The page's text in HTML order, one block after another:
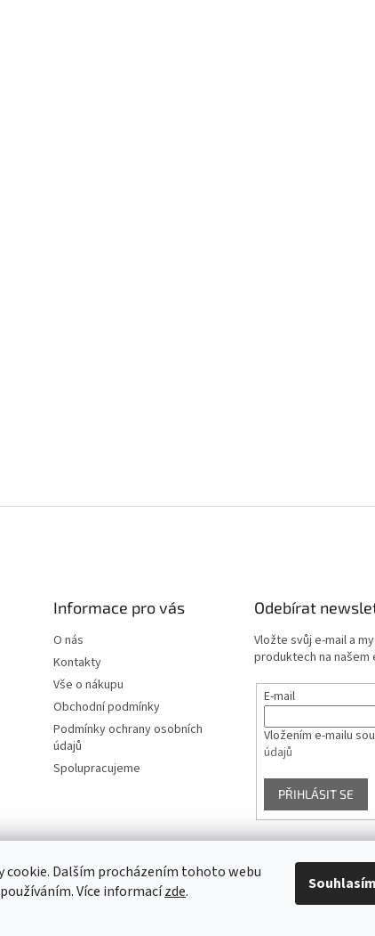
cookie. Dalším procházením tohoto webu
Více informacízde. Souhlasím
Informace pro vás
O nás
Kontakty
Vše o nákupu
Obchodní podmínky
Podmínky ochrany osobních
údajů
Spolupracujeme
Odebírat
Vložte svůj e-mail a
produktech na našem
E-mail
Vložením e-mailu
údajů
PŘIHLÁSIT SE
Facebook